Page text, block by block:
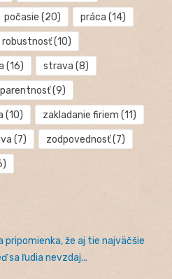
počasie (20) práca (14)
robustnosť(10)
(16) strava (8)
(9)
(10) zakladanie firiem (11)
(7) zodpovednosť(7)
pripomienka, že aj tie najväčšie
sa ľudia nevzdaj...